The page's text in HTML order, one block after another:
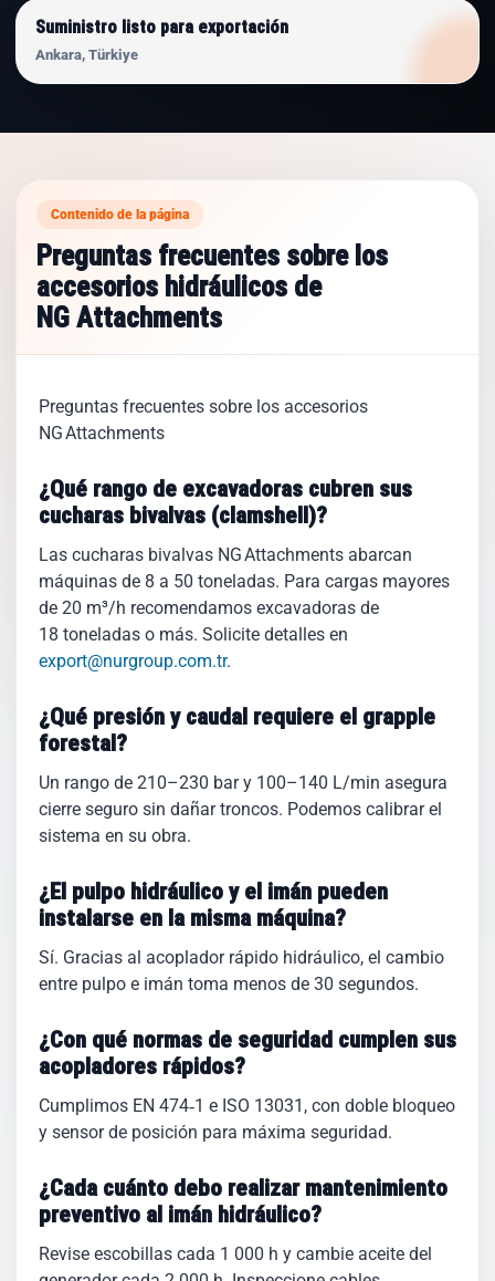
Suministro listo para exportación
Ankara, Türkiye
Contenido de la página
Preguntas frecuentes sobre los
accesorios hidráulicos de
NG Attachments
Preguntas frecuentes sobre los accesorios
NG Attachments
¿Qué rango de excavadoras cubren sus
cucharas bivalvas (clamshell)?
Las cucharas bivalvas NG Attachments abarcan
máquinas de 8 a 50 toneladas. Para cargas mayores
de 20 m³/h recomendamos excavadoras de
18 toneladas o más. Solicite detalles en
export@nurgroup.com.tr.
¿Qué presión y caudal requiere el grapple
forestal?
Un rango de 210–230 bar y 100–140 L/min asegura
cierre seguro sin dañar troncos. Podemos calibrar el
sistema en su obra.
¿El pulpo hidráulico y el imán pueden
instalarse en la misma máquina?
Sí. Gracias al acoplador rápido hidráulico, el cambio
entre pulpo e imán toma menos de 30 segundos.
¿Con qué normas de seguridad cumplen sus
acopladores rápidos?
Cumplimos EN 474‑1 e ISO 13031, con doble bloqueo
y sensor de posición para máxima seguridad.
¿Cada cuánto debo realizar mantenimiento
preventivo al imán hidráulico?
Revise escobillas cada 1 000 h y cambie aceite del